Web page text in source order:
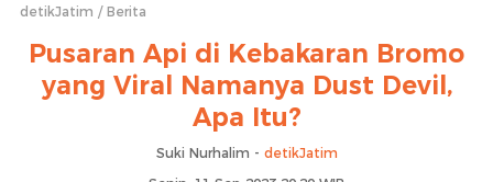
detikJatim Berita
Pusaran Api di Kebakaran Bromo
yang Viral Namanya Dust Devil,
Apa Itu?
Suki Nurhalim - detikJatim